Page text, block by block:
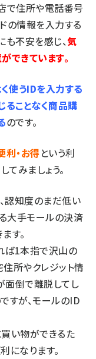
で住所や電話番号
の情報を入力する
も不安を感じ、気
できています。
使うIDを入力する
ることなく商品購
のです。
利・お得という利
てみましょう。
認知度のまだ低い
大手モールの決済
す。
ば1本指で沢山の
所やクレジット情
面倒で離脱してし
すが、モールのID
い物ができるた
になります。